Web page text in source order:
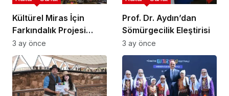
Kültürel Miras İçin
Farkındalık Projesi
Başlıyor
3 ay önce
Prof. Dr. Aydın’dan
Sömürgecilik Eleştirisi
3 ay önce